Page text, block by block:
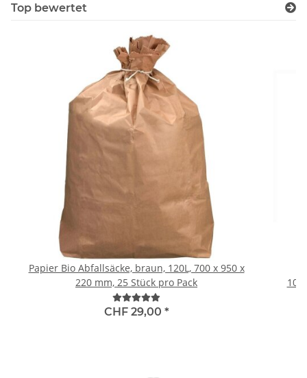
Top bewertet
Papier Bio Abfallsäcke, braun, 120L, 700 x 950 x
220 mm, 25 Stück pro Pack
CHF 29,00 *